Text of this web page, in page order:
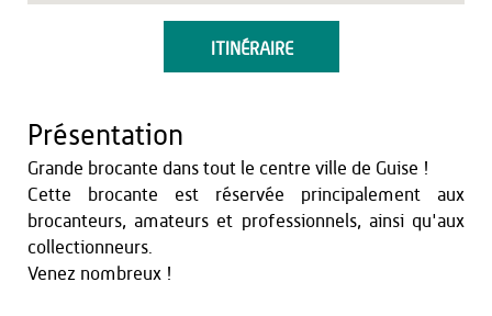
ITINÉRAIRE
Présentation
Grande brocante dans tout le centre ville de Guise !
Cette brocante est réservée principalement aux
brocanteurs, amateurs et professionnels, ainsi qu'aux
collectionneurs.
Venez nombreux !